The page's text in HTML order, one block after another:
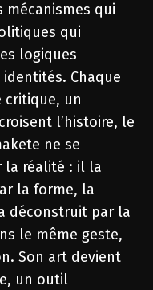
mécanismes qui
qui
logiques
Chaque
critique, un
l’histoire, le
ne se
la réalité : il la
la forme, la
déconstruit par la
le même geste,
Son art devient
un outil